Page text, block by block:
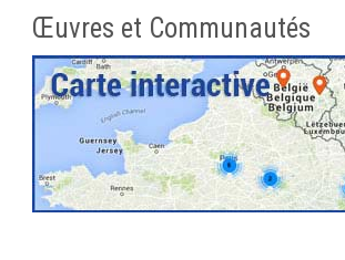
Œuvres et Communautés